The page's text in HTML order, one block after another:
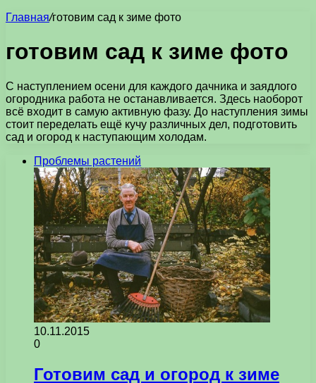
Главная/готовим сад к зиме фото
готовим сад к зиме фото
С наступлением осени для каждого дачника и заядлого
огородника работа не останавливается. Здесь наоборот
всё входит в самую активную фазу. До наступления зимы
стоит переделать ещё кучу различных дел, подготовить
сад и огород к наступающим холодам.
Проблемы растений
10.11.2015
0
Готовим сад и огород к зиме